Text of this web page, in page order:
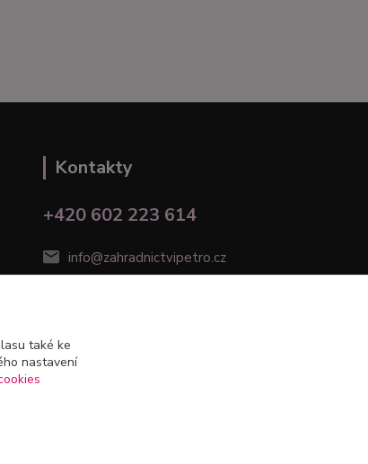
Kontakty
+420 602 223 614
info@zahradnictvipetro.cz
také ke
nastavení